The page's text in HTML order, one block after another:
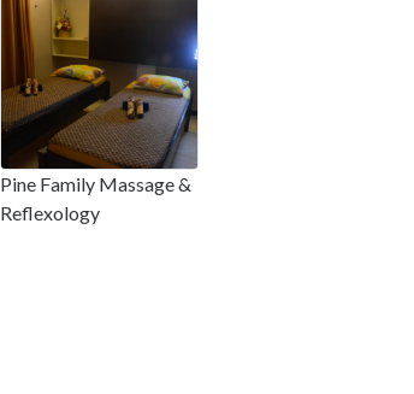
Pine Family Massage &
Reflexology